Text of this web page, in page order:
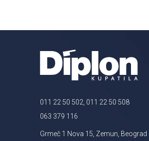
011 22 50 502, 011 22 50 508
063 379 116
Grmeč 1 Nova 15, Zemun, Beograd